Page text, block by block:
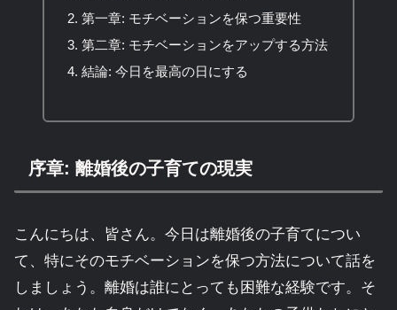
第一章: モチベーションを保つ重要性
第二章: モチベーションをアップする方法
結論: 今日を最高の日にする
序章: 離婚後の子育ての現実
こんにちは、皆さん。今日は離婚後の子育てについ
て、特にそのモチベーションを保つ方法について話を
しましょう。離婚は誰にとっても困難な経験です。そ